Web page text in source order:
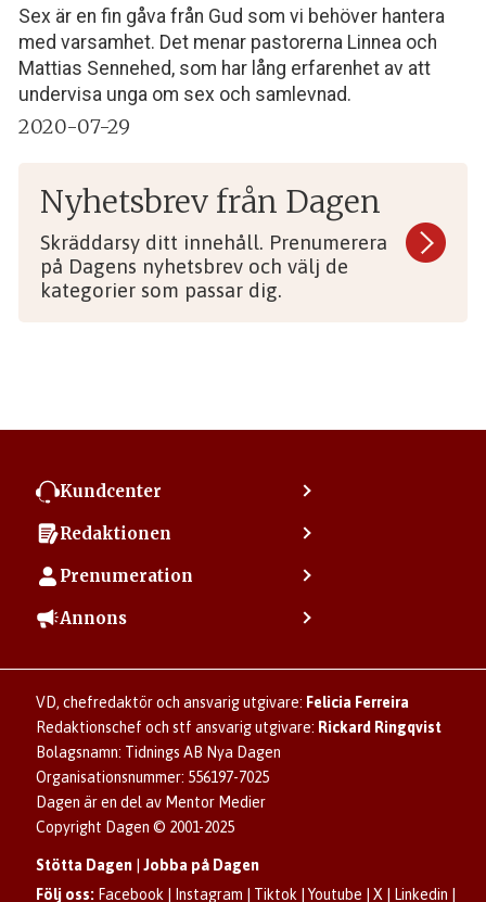
Sex är en fin gåva från Gud som vi behöver hantera
med varsamhet. Det menar pastorerna Linnea och
Mattias Sennehed, som har lång erfarenhet av att
undervisa unga om sex och samlevnad.
2020-07-29
Nyhetsbrev från Dagen
Skräddarsy ditt innehåll. Prenumerera
på Dagens nyhetsbrev och välj de
kategorier som passar dig.
Kundcenter
Min sida
Vanliga frågor
Användarvillkor
Redaktionen
Tipsa Dagen
Vill du debattera i Dagen?
Dagen förklarar
Upphovsrätt och AI
Om Dagen
Prenumeration
Så skapar du ett konto
Dagen som taltidningen
Senaste numret av eDagen
Dagens arkiv
Annons
Annonsera
Familjeannonser
Se dödsannonser/minnesrum
Anmäl störande/felaktig annons
VD, chefredaktör och ansvarig utgivare: Felicia Ferreira
Redaktionschef och stf ansvarig utgivare: Rickard Ringqvist
Bolagsnamn: Tidnings AB Nya Dagen
Organisationsnummer: 556197-7025
Dagen är en del av Mentor Medier
Copyright Dagen © 2001-2025
Stötta Dagen |Jobba på Dagen
Följ oss: Facebook Instagram Tiktok |Youtube |X Linkedin